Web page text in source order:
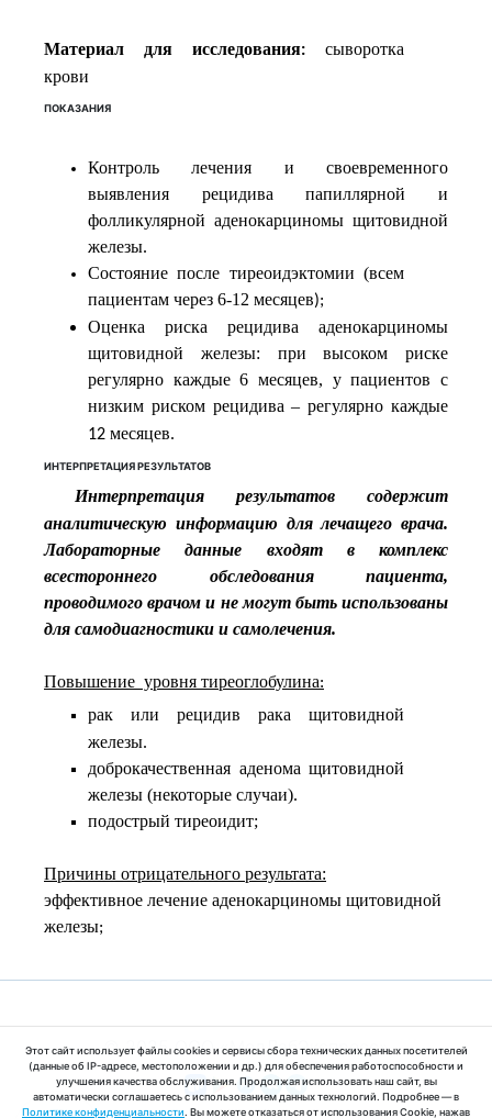
Этот сайт использует файлы cookies и сервисы сбора технических данных посетителей
(данные об IP-адресе, местоположении и др.) для обеспечения работоспособности и
улучшения качества обслуживания. Продолжая использовать наш сайт, вы
автоматически соглашаетесь с использованием данных технологий. Подробнее — в
Политике конфиденциальности. Вы можете отказаться от использования Cookie, нажав
Материал для исследования: сыворотка
крови
ПОКАЗАНИЯ
Контроль лечения и своевременного
выявления рецидива папиллярной и
фолликулярной аденокарциномы щитовидной
железы.
Состояние после тиреоидэктомии (всем
пациентам через 6-12 месяцев);
Оценка риска рецидива аденокарциномы
щитовидной железы: при высоком риске
регулярно каждые 6 месяцев, у пациентов с
низким риском рецидива – регулярно каждые
12 месяцев.
ИНТЕРПРЕТАЦИЯ РЕЗУЛЬТАТОВ
Интерпретация результатов содержит
аналитическую информацию для лечащего врача.
Лабораторные данные входят в комплекс
всестороннего обследования пациента,
проводимого врачом и не могут быть использованы
для самодиагностики и самолечения.
Повышение уровня тиреоглобулина:
рак или рецидив
рака щитовидной
железы.
доброкачественная аденома щитовидной
железы (некоторые случаи).
подострый тиреоидит;
Причины отрицательного результата:
эффективное лечение аденокарциномы щитовидной
железы;
© 2025 ООО «МедЛабЭкспресс»